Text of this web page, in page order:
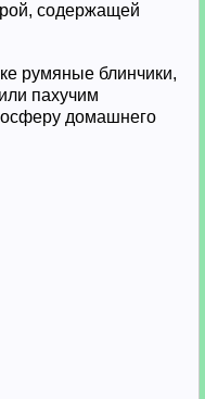
содержащей
румяные блинчики,
пахучим
домашнего